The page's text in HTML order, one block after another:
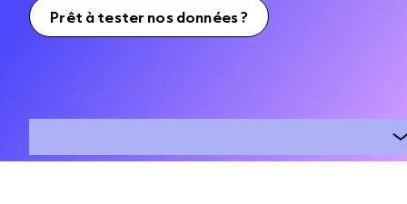
Prêt à tester nos données ?